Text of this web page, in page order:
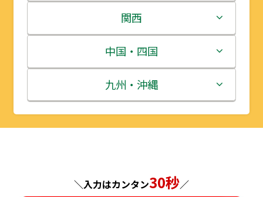
岩手県
宮城県
秋田県
山形県
栃木県
群馬県
埼玉県
千葉県
神奈川県
新潟県
富山県
石川県
福井県
長野県
関西
三重県
滋賀県
京都府
兵庫県
中国・四国
鳥取県
島根県
広島県
九州・沖縄
福岡県
長崎県
＼入力はカンタン30秒／